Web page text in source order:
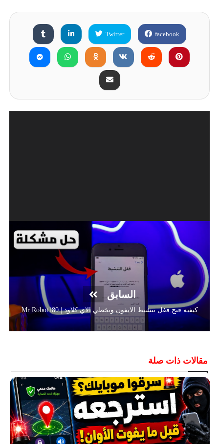
facebook
Twitter
السابق
كيفيه فتح قفل تنشيط الايفون وتخطي الاي كلاود | Mr Robot180
مقالات ذات صلة